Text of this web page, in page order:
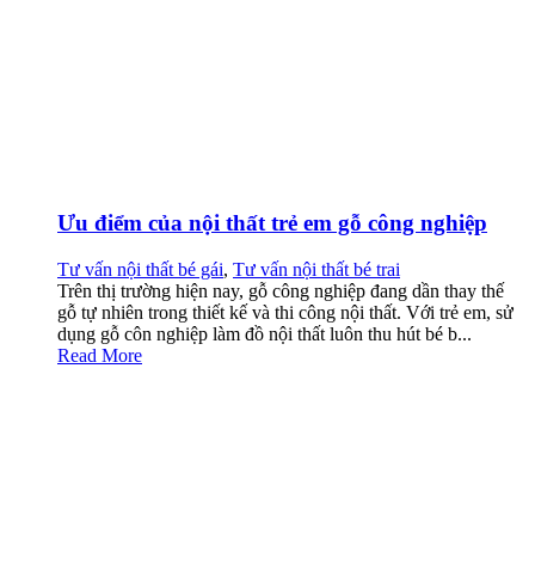
Ưu điểm của nội thất trẻ em gỗ công nghiệp
Tư vấn nội thất bé gái, Tư vấn nội thất bé trai
Trên thị trường hiện nay, gỗ công nghiệp đang dần thay thế
gỗ tự nhiên trong thiết kế và thi công nội thất. Với trẻ em, sử
dụng gỗ côn nghiệp làm đồ nội thất luôn thu hút bé b...
Read More